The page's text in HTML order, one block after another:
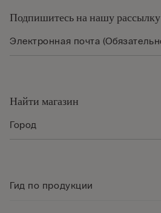
Подпишитесь на нашу рассылку
Найти магазин
Гид по продукции